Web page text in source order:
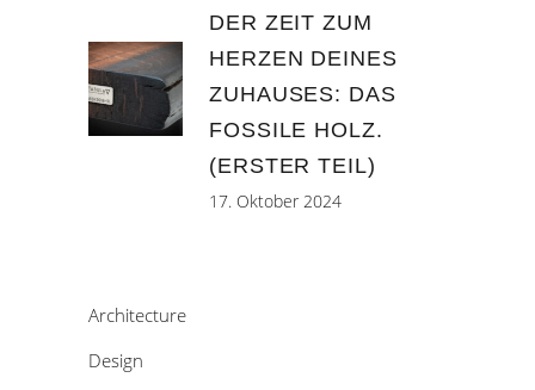
DER ZEIT ZUM
HERZEN DEINES
ZUHAUSES: DAS
FOSSILE HOLZ.
(ERSTER TEIL)
17. Oktober 2024
Architecture
Design